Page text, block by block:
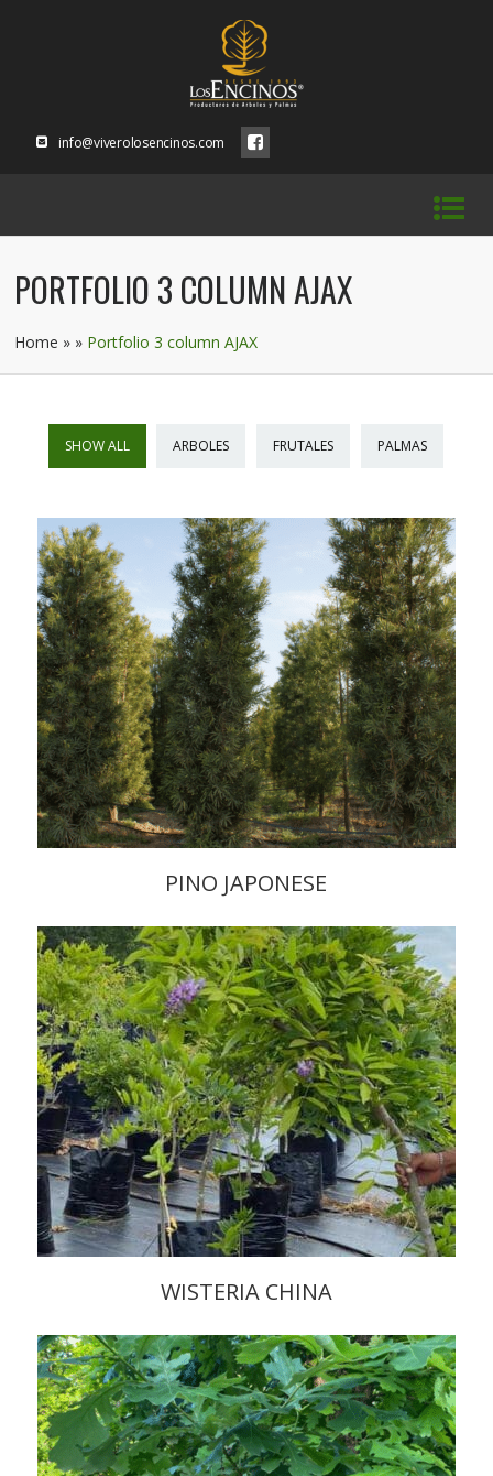
info@viverolosencinos.com
PORTFOLIO 3 COLUMN AJAX
Home » » Portfolio 3 column AJAX
SHOW ALL ARBOLES FRUTALES PALMAS
PINO JAPONESE
WISTERIA CHINA